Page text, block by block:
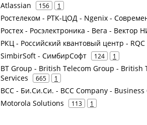
Atlassian 156 1
Ростелеком - РТК-ЦОД - Ngenix -
Ростех - Росэлектроника - Вега - Вектор
РКЦ - Российский квантовый центр -
SimbirSoft - СимбирСофт 124 1
BT Group - British Telecom Group -
Services
665 1
BCC - Би.Си.Си. - BCC Company -
Motorola Solutions 113 1